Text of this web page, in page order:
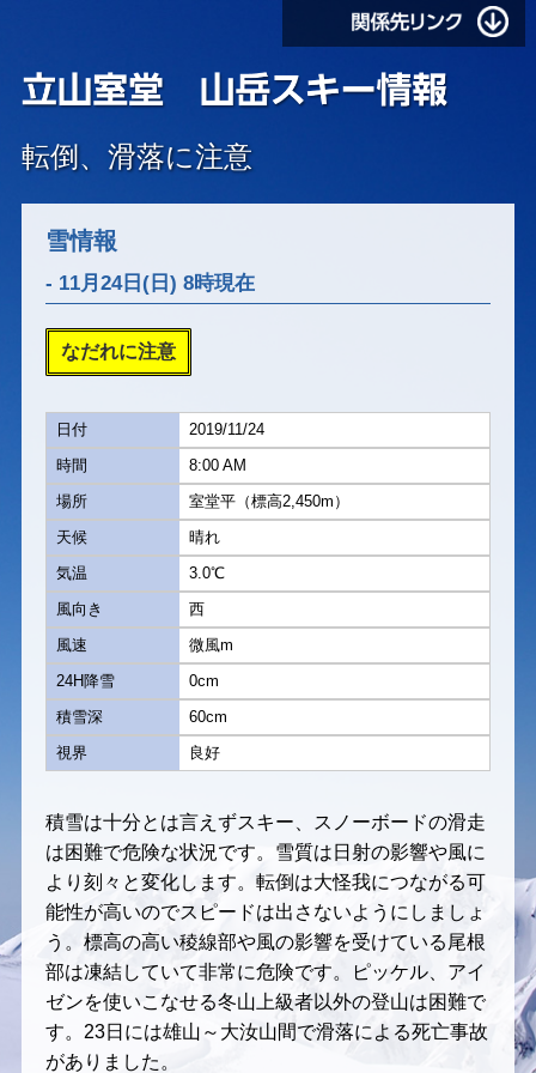
転倒、滑落に注意
雪情報
- 11月24日(日) 8時現在
なだれに注意
日付
2019/11/24
時間
8:00 AM
場所
室堂平（標高2,450m）
天候
晴れ
気温
3.0℃
風向き
西
風速
微風m
24H降雪
0cm
積雪深
60cm
視界
良好
積雪は十分とは言えずスキー、スノーボードの滑走
は困難で危険な状況です。雪質は日射の影響や風に
より刻々と変化します。転倒は大怪我につながる可
能性が高いのでスピードは出さないようにしましょ
う。標高の高い稜線部や風の影響を受けている尾根
部は凍結していて非常に危険です。ピッケル、アイ
ゼンを使いこなせる冬山上級者以外の登山は困難で
す。23日には雄山～大汝山間で滑落による死亡事故
がありました。